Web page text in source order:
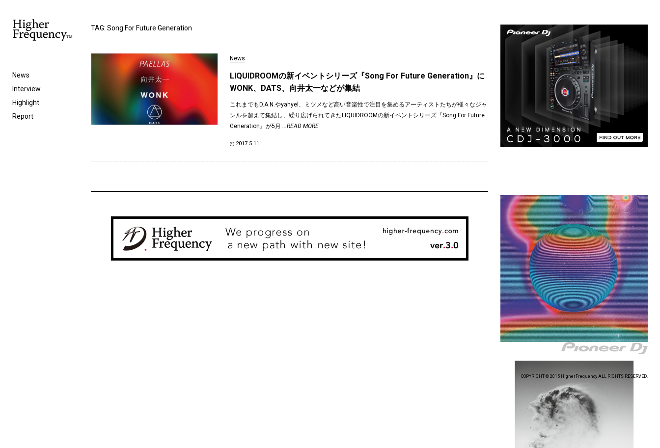
News
Interview
Highlight
Report
TAG: Song For Future Generation
News
LIQUIDROOMの新イベントシリーズ『Song For Future Generation』に
WONK、DATS、向井太一などが集結
これまでもD.A.N.やyahyel、ミツメなど高い音楽性で注目を集めるアーティストたちが様々なジャ
ンルを超えて集結し、繰り広げられてきたLIQUIDROOMの新イベントシリーズ『Song For Future
Generation』が5月...READ MORE
2017.5.11
COPYRIGHT © 2015 HigherFrequency ALL RIGHTS RESERVED.